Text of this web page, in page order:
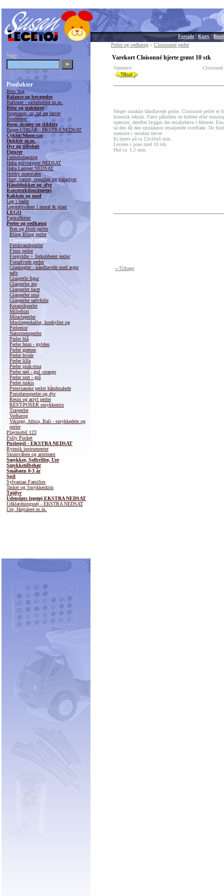
Forside|Kurv |
Søg:
Produkter
Brio Tog
Balance og bevægelse
Balloner - sæbebobler m.m.
Biler og traktorer
Bogstaver, ur, tal og farver
Bordteater
Borg, drager og riddere
Bøger UDGÅR - EKSTRA NEDSAT
Cykler/Moon-car
Dukker m.m.
Dyr og tilbehør
Figurer
Fødselsdagstog
Haba gulvtæpper NEDSAT
Haba Lamper NEDSAT
Hobby materialer
Huer, vanter, regnslag og paraplyer
Hånddukker og -dyr
Konstruktionslegetøj
Køkken og mad
Leg i badet
Legetøjsvåben i metal & plast
LEGO
Papkufferter
Perler og vedhæng
Ben og Horn perler
Bling Bling perler
Cloissonné perler
Ferskvandsperler
Fimo perler
Forgyldte + forkobberet perler
Forsølvede perler
Glaskugler - håndlavede med ægte
sølv
Glasperle figur
Glasperler ass
Glasperler facet
Glasperler små
Glasperler sølvfolie
Keramikperler
Millefiori
Miracleperler
Muslingeskaller, konkylier og
Perlemor
Naturstensperler
Perler blå
Perler brun - gylden
Perler grønne
Perler hvide
Perler lilla
Perler pink-rosa
Perler rød - gul -orange
Perler sort - grå
Perler turkis
Peruvianske perler håndmalede
Porcelænsperler og dyr
Resin og acryl perler
REST-POSER smykkemix
Træperler
Vedhæng
Vikinge, Africa, Bali - smykkedele og
perler
Playmobil 123
Polly Pocket
Puslespil - EKSTRA NEDSAT
Rytmik instrumenter
Skumvåben og armbrøst
Smykker, Solbriller, Ure
Smykketilbehør
Småbørn 0-3 år
Spil
Sylvanian Families
Tasker og Smykkeskrin
Tøjdyr
Udendørs legetøj EKSTRA NEDSAT
Udklædningstøj - EKSTRA NEDSAT
Ure, Højtalere m.m.
Perler og vedhæng » Cloissonné perler
Varekort Cloisonné hjerte grønt 10 stk
Varenavn
Meget smukke håndlavede perler. Cloisonné perler er
kinesisk teknik. Først påloddes en kobber eller
mønster, derefter lægges der emaljefarve i felterne.
så den får den smukkeste emaljerede overflade. De
mønstre i smukke farver.
Et hjerte på ca 12x10x6 mm.
Leveres i pose med 10 stk.
Hul ca. 1,5 mm.
«-Tilbage